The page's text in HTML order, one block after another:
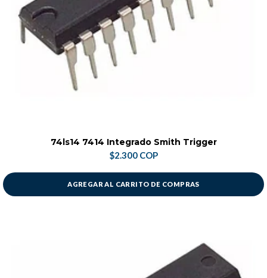
74ls14 7414 Integrado Smith Trigger
$2.300 COP
AGREGAR AL CARRITO DE COMPRAS